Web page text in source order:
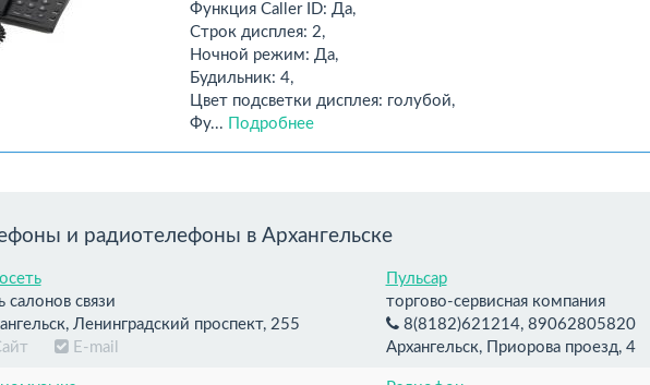
Функция Caller ID: Да,
Строк дисплея: 2,
Ночной режим: Да,
Будильник: 4,
Цвет подсветки дисплея: голубой,
Фу...
Подробнее
и радиотелефоны в Архангельске
салонов связи
Ленинградский проспект, 255
E-mail
Пульсар
торгово-сервисная компания
8(8182)621214, 89062805820
Архангельск, Приорова проезд, 4